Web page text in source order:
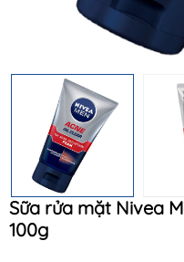
Sữa rửa mặt Nivea
100g